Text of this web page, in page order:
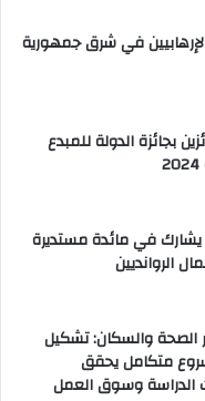
في شرق جمهورية
بجائزة الدولة للمبدع
يشارك في مائدة مستديرة
الروانديين
الصحة والسكان: تشكيل
متكامل يحقق
الدراسة وسوق العمل